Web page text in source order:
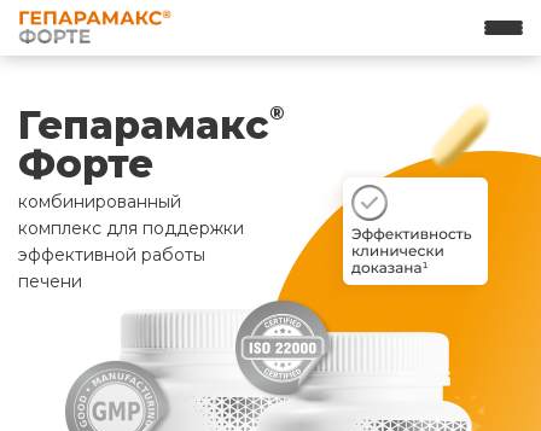
Гепарамакс®
Форте
комбинированный
комплекс для поддержки
эффективной работы
печени